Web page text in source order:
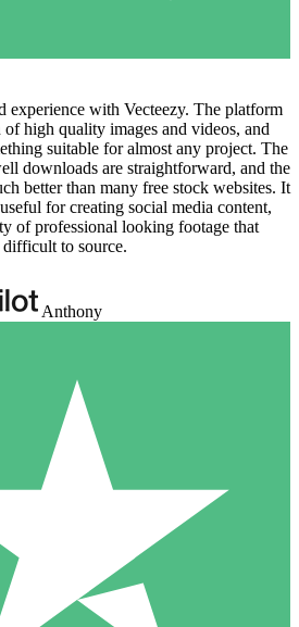
experience with Vecteezy. The platform
of high quality images and videos, and
suitable for almost any project. The
downloads are straightforward, and the
better than many free stock websites. It
for creating social media content,
of professional looking footage that
to source.
Anthony